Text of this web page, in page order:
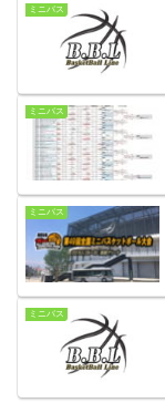
ミニバス
ミニバス
ミニバス
ミニバス